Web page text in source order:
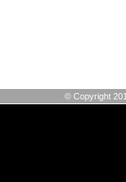
© Copyright